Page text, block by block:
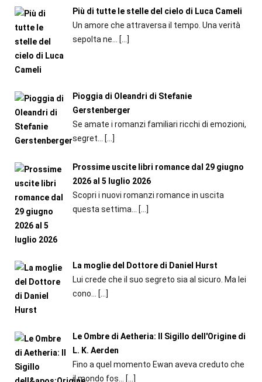
Più di tutte le stelle del cielo di Luca Cameli
Un amore che attraversa il tempo. Una verità
sepolta ne...
[…]
Pioggia di Oleandri di Stefanie
Gerstenberger
Se amate i romanzi familiari ricchi di emozioni,
segret...
[…]
Prossime uscite libri romance dal 29 giugno
2026 al 5 luglio 2026
Scopri i nuovi romanzi romance in uscita
questa settima...
[…]
La moglie del Dottore di Daniel Hurst
Lui crede che il suo segreto sia al sicuro. Ma lei
cono... […]
Le Ombre di Aetheria: Il Sigillo dell'Origine di
L. K. Aerden
Fino a quel momento Ewan aveva creduto che
il mondo fos...
[…]